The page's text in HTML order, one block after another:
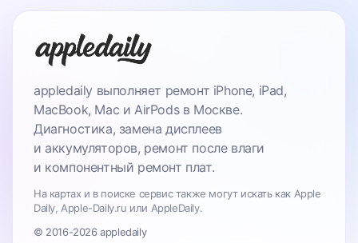
appledaily выполняет ремонт iPhone, iPad,
MacBook, Mac и AirPods в Москве.
Диагностика, замена дисплеев
и аккумуляторов, ремонт после влаги
и компонентный ремонт плат.
На картах и в поиске сервис также могут искать как Apple
Daily, Apple-Daily.ru или AppleDaily.
© 2016-2026 appledaily